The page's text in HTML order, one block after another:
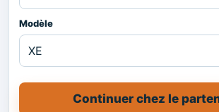
Modèle
Continuer chez le